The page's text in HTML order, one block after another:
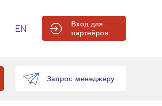
EN
Вход для
партнёров
Запрос менеджеру